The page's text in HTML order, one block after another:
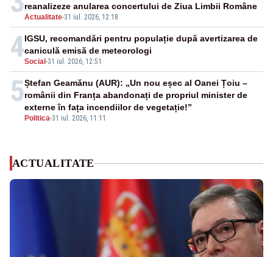
Actualitate-31 iul. 2026, 12:18
reanalizeze anularea concertului de Ziua Limbii Române
4Social -31 iul. 2026, 12:51
IGSU, recomandări pentru populație după avertizarea de
caniculă emisă de meteorologi
5
Politica-31 iul. 2026, 11:11
Ștefan Geamănu (AUR): „Un nou eșec al Oanei Țoiu –
românii din Franța abandonați de propriul minister de
externe în fața incendiilor de vegetație!”
ACTUALITATE